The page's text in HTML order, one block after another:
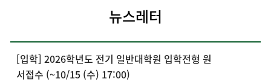
뉴스레터
[입학] 2026학년도 전기 일반대학원 입학전형 원
서접수 (~10/15 (수) 17:00)